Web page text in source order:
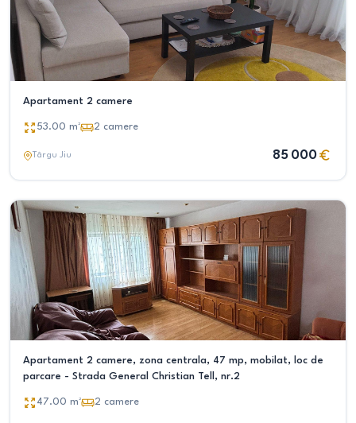
Apartament 2 camere
53.00 m² 2 camere
Târgu Jiu 85 000
Apartament 2 camere, zona centrala, 47 mp, mobilat, loc de
parcare - Strada General Christian Tell, nr.2
47.00 m² 2 camere